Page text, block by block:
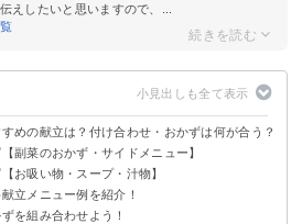
えしたいと思いますので、...
めの献立は？付け合わせ・おかずは何が合う？
副菜のおかず・サイドメニュー】
物
ラダ
お吸い物・スープ・汁物】
噌汁
汁立メニュー例を紹介！
よく豪華な夕食としておすすめ〜
ーなのでダイエット中におすすめ〜
膳を楽しみたい人におすすめ〜
を組み合わせよう！